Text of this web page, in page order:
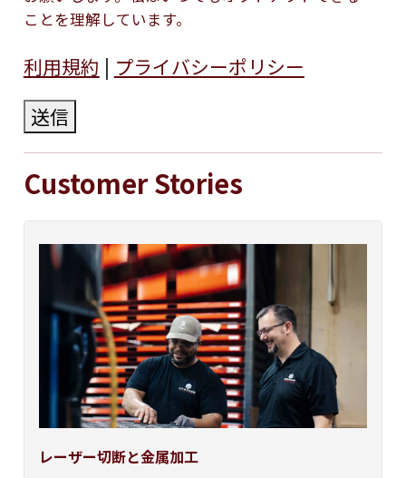
ことを理解しています。
利用規約 | プライバシーポリシー
送信
Customer Stories
レーザー切断と金属加工